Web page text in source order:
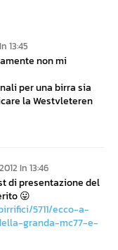
13:45
non mi
per una birra sia
la Westvleteren
In 13:46
di presentazione del
😛
5711/ecco-a-
granda-mc77-e-